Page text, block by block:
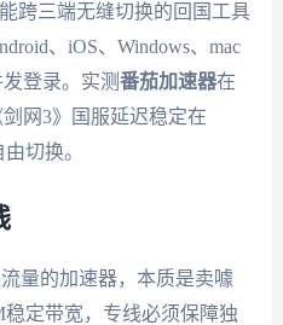
跨三端无缝切换的回国工具
、iOS、Windows、mac
登录。实测番茄加速器在
网3》国服延迟稳定在
切换。
量的加速器，本质是卖噱
定带宽，专线必须保障独